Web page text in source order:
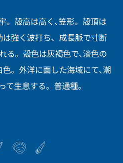
。殻高は高く､笠形。殻頂は
強く波打ち、成長脈で寸断
る。殻色は灰褐色で､淡色の
。外洋に面した海域にて､潮
て生息する。普通種。